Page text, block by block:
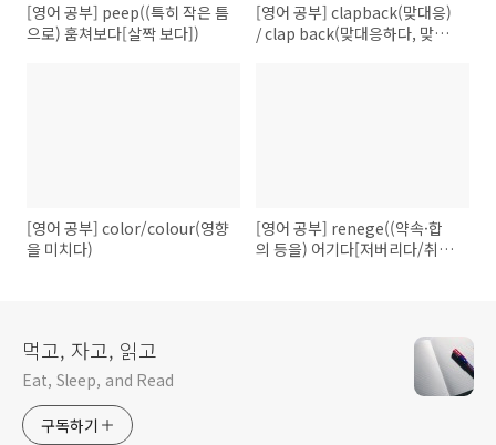
[영어 공부] peep((특히 작은 틈
으로) 훔쳐보다[살짝 보다])
[영어 공부] clapback(맞대응)
/ clap back(맞대응하다, 맞받
[영어 공부] color/colour(영향
을 미치다)
[영어 공부] renege((약속·합
의 등을) 어기다[저버리다/취소
먹고, 자고, 읽고
Eat, Sleep, and Read
구독하기